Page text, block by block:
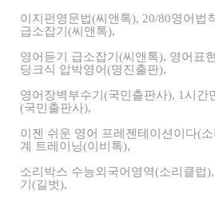
이지펀영문법(씨앤톡), 20/80영어법
급소잡기(씨앤톡),
영어듣기 급소잡기(씨앤톡), 영어표
딩크식 압박영어(명진출판),
영어장벽부수기(국민출판사), 1시간
(국민출판사),
이젠 쉬운 영어 프레젠테이션이다(
계 트레이닝(이비톡),
소리박스 수능외국어영역(소리클럽
기(길벗),